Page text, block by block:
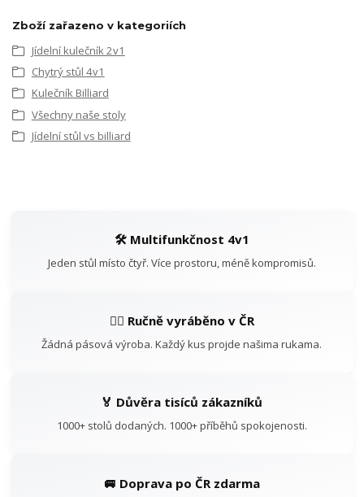
Zboží zařazeno v kategoriích
Jídelní kulečník 2v1
Chytrý stůl 4v1
Kulečník Billiard
Všechny naše stoly
Jídelní stůl vs billiard
🛠️ Multifunkčnost 4v1
Jeden stůl místo čtyř. Více prostoru, méně kompromisů.
👷‍♂️ Ručně vyráběno v ČR
Žádná pásová výroba. Každý kus projde našima rukama.
🏅 Důvěra tisíců zákazníků
1000+ stolů dodaných. 1000+ příběhů spokojenosti.
🚐 Doprava po ČR zdarma